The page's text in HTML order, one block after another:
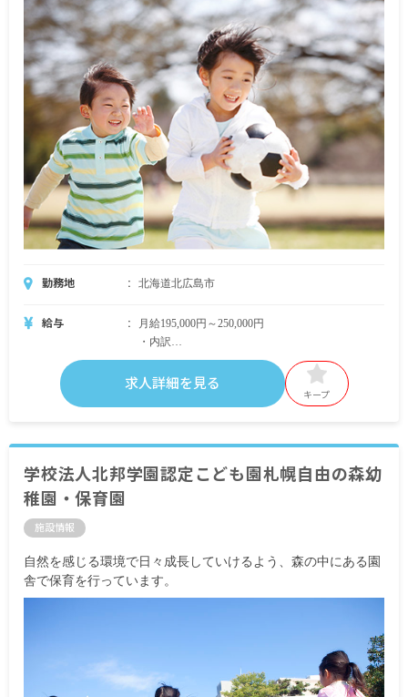
勤務地 北海道北広島市
給与
月給195,000円～250,000円
・内訳
基本給 155,000円～210,000円
資格手当 20,000円
固定残業代 20,000円（14時間45分相当分）
・別途支給手当
賞与年1回（4月）実績、能力による
＜モデル年収例＞
※試用期間3カ月／同条件
※契約期間1年、契約更新あり
求人詳細を見る
キープ
学校法人北邦学園認定こども園札幌自由の森幼
稚園・保育園
施設情報
自然を感じる環境で日々成長していけるよう、森の中にある園
舎で保育を行っています。